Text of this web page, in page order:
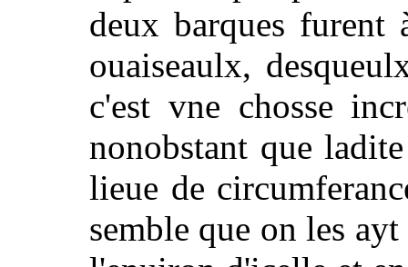
deux barques
ouaiseaulx,
c'est vne chosse
nonobstant que
lieue de
semble que on les